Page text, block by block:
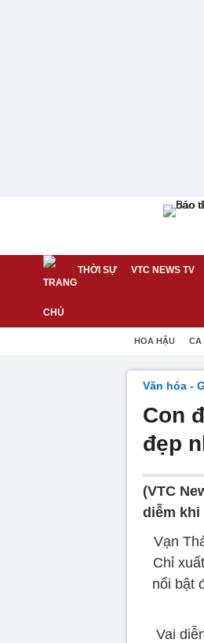
THỜI SỰ VTC NEWS TV
HOA HẬU CA
Văn hóa -
Con
đẹp
(VTC
diễm khi
Vạn
Chỉ
nổi bật
Vai